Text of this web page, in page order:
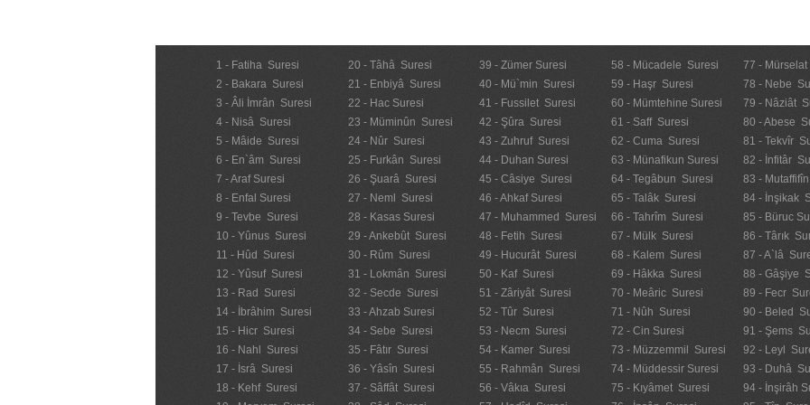
1 - Fatiha Suresi
2 - Bakara Suresi
3 - Âli İmrân Suresi
4 - Nisâ Suresi
5 - Mâide Suresi
6 - En`âm Suresi
7 - Araf Suresi
8 - Enfal Suresi
9 - Tevbe Suresi
10 - Yûnus Suresi
11 - Hûd Suresi
12 - Yûsuf Suresi
13 - Rad Suresi
14 - İbrâhim Suresi
15 - Hicr Suresi
16 - Nahl Suresi
17 - İsrâ Suresi
18 - Kehf Suresi
20 - Tâhâ Suresi
21 - Enbiyâ Suresi
22 - Hac Suresi
23 - Müminûn Suresi
24 - Nûr Suresi
25 - Furkân Suresi
26 - Şuarâ Suresi
27 - Neml Suresi
28 - Kasas Suresi
29 - Ankebût Suresi
30 - Rûm Suresi
31 - Lokmân Suresi
32 - Secde Suresi
33 - Ahzab Suresi
34 - Sebe Suresi
35 - Fâtır Suresi
36 - Yâsîn Suresi
37 - Sâffât Suresi
39 - Zümer Suresi
40 - Mü`min Suresi
41 - Fussilet Suresi
42 - Şûra Suresi
43 - Zuhruf Suresi
44 - Duhan Suresi
45 - Câsiye Suresi
46 - Ahkaf Suresi
47 - Muhammed Suresi
48 - Fetih Suresi
49 - Hucurât Suresi
50 - Kaf Suresi
51 - Zâriyât Suresi
52 - Tûr Suresi
53 - Necm Suresi
54 - Kamer Suresi
55 - Rahmân Suresi
56 - Vâkıa Suresi
58 - Mücadele Suresi
59 - Haşr Suresi
60 - Mümtehine Suresi
61 - Saff Suresi
62 - Cuma Suresi
63 - Münafikun Suresi
64 - Tegâbun Suresi
65 - Talâk Suresi
66 - Tahrîm Suresi
67 - Mülk Suresi
68 - Kalem Suresi
69 - Hâkka Suresi
70 - Meâric Suresi
71 - Nûh Suresi
72 - Cin Suresi
73 - Müzzemmil Suresi
74 - Müddessir Suresi
75 - Kıyâmet Suresi
77 - Mürselat
78 - Nebe
79 - Nâziât
80 - Abese
81 - Tekvîr
82 - İnfitâr
83 -
84 - İnşikak
85 - Büruc
86 - Târık
87 - A`lâ
88 - Gâşiye
89 - Fecr
90 - Beled
91 - Şems
92 - Leyl
93 - Duhâ
94 - İnşirâh